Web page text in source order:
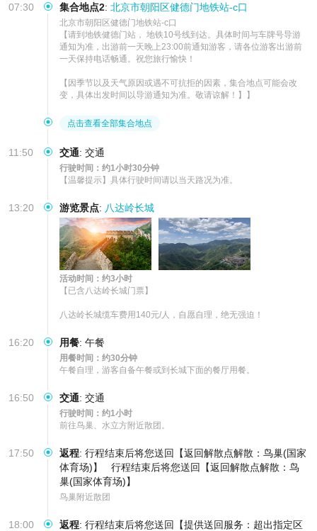
07:30 集合地点2: 北京市朝阳区健德门地铁站-c口
北京市朝阳区健德门地铁站-c口
【请到地铁健德门站， 地铁10号线到达。具体时间与车牌号导游
通知为准，出游前一天晚上23:00前通知游客，请各位游客出游前
一天保持电话畅通。祝您旅行愉快！
【因季节以及天气原因或遇不可抗拒的因素，集合地点可能会改
变，具体出发时间以导游通知为准。敬请谅解！】】
点击查看全部集合地点
11:50 交通: 交通
行驶时间：约1小时30分钟
【温馨提示】具体行驶时间请以当天路况为准。
13:20 游览景点: 八达岭长城
活动时间：约3小时
【已含八达岭长城门票】
八达岭长城缆车费用140元/人，自愿自理，绝无强迫！
16:20 用餐: 午餐
用餐时间：约30分钟
午餐自理，游客自备午餐或到长城下面的餐厅用餐。
16:50 交通: 交通
行驶时间：约1小时
前往鸟巢、水立方附近散团。
17:50 返程: 行程结束后将您送回【返回解散点解散：鸟巢(国家
体育场)】
行程结束后将您送回【返回解散点解散：鸟
巢(国家体育场)】
鸟巢附近散团
18:00 返程: 行程结束后将您送回【提供送回服务：超出指定区